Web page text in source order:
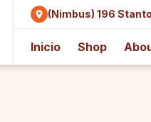
(Nimbus) 196
Inicio Shop